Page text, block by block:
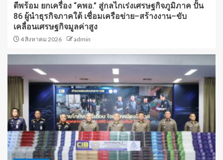
ดีพร้อม ยกเครื่อง “คพอ.” สู่กลไกเร่งเศรษฐกิจภูมิภาค ปั้น
86 ผู้นำธุรกิจภาคใต้ เชื่อมเครือข่าย–สร้างงาน–ขับ
เคลื่อนเศรษฐกิจมูลค่าสูง
4 สิงหาคม 2026 admin